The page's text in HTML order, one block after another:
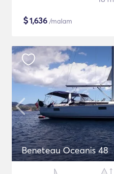
$1,636 /malam
Beneteau Oceanis 48